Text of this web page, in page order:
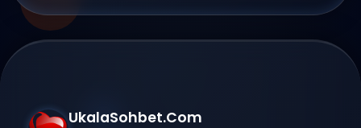
UkalaSohbet.Com